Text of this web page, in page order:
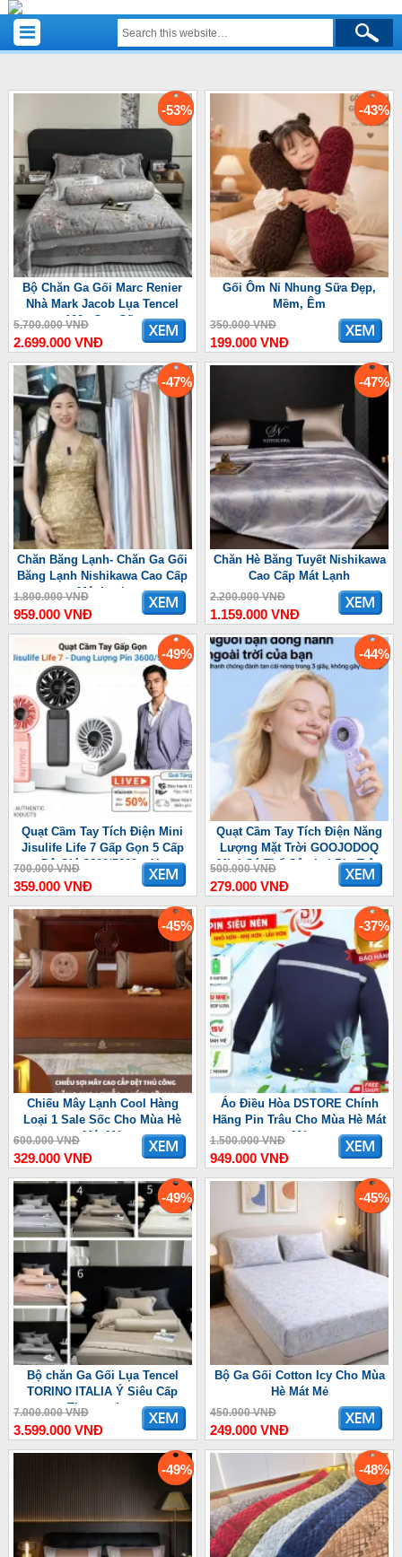
-53%
Bộ Chăn Ga Gối Marc Renier
Nhà Mark Jacob Lụa Tencel
100s Cao Cấp
5.700.000 VNĐ
2.699.000 VNĐ
-43%
Gối Ôm Nỉ Nhung Sữa Đẹp,
Mềm, Êm
350.000 VNĐ
199.000 VNĐ
-47%
Chăn Băng Lạnh- Chăn Ga Gối
Băng Lạnh Nishikawa Cao Cấp
Mát Lạnh
1.800.000 VNĐ
959.000 VNĐ
-47%
Chăn Hè Băng Tuyết Nishikawa
Cao Cấp Mát Lạnh
2.200.000 VNĐ
1.159.000 VNĐ
-49%
Quạt Cầm Tay Tích Điện Mini
Jisulife Life 7 Gấp Gọn 5 Cấp
Độ Gió 3600/5000mAh
700.000 VNĐ
359.000 VNĐ
-44%
Quạt Cầm Tay Tích Điện Năng
Lượng Mặt Trời GOOJODOQ
Mini Có Thể Gập Lại Pin Trâu
3600 mAh
500.000 VNĐ
279.000 VNĐ
-45%
Chiếu Mây Lạnh Cool Hàng
Loại 1 Sale Sốc Cho Mùa Hè
Mát Mẻ
600.000 VNĐ
329.000 VNĐ
-37%
Áo Điều Hòa DSTORE Chính
Hãng Pin Trâu Cho Mùa Hè Mát
Mẻ
1.500.000 VNĐ
949.000 VNĐ
-49%
Bộ chăn Ga Gối Lụa Tencel
TORINO ITALIA Ý Siêu Cấp
Thượng Lưu
7.000.000 VNĐ
3.599.000 VNĐ
-45%
Bộ Ga Gối Cotton Icy Cho Mùa
Hè Mát Mẻ
450.000 VNĐ
249.000 VNĐ
-49% -48%